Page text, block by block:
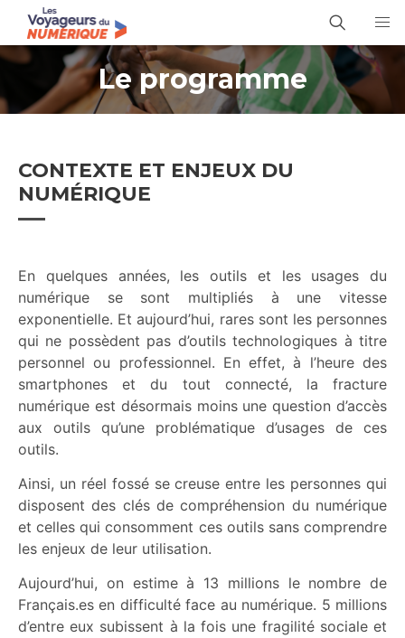
Le programme
CONTEXTE ET ENJEUX DU
NUMÉRIQUE
En quelques années, les outils et les usages du
numérique se sont multipliés à une vitesse
exponentielle. Et aujourd’hui, rares sont les personnes
qui ne possèdent pas d’outils technologiques à titre
personnel ou professionnel. En effet, à l’heure des
smartphones et du tout connecté, la fracture
numérique est désormais moins une question d’accès
aux outils qu’une problématique d’usages de ces
outils.
Ainsi, un réel fossé se creuse entre les personnes qui
disposent des clés de compréhension du numérique
et celles qui consomment ces outils sans comprendre
les enjeux de leur utilisation.
Aujourd’hui, on estime à 13 millions le nombre de
Français.es en difficulté face au numérique. 5 millions
d’entre eux subissent à la fois une fragilité sociale et